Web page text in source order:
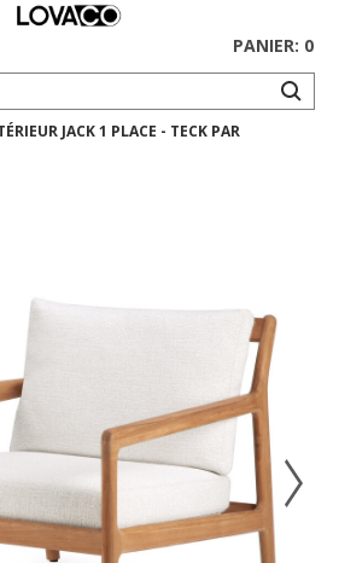
PANIER: 0
JACK 1 PLACE - TECK PAR